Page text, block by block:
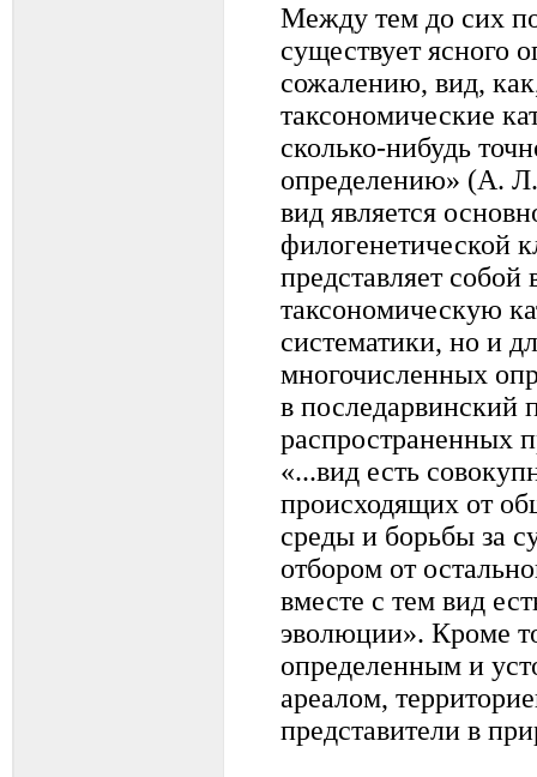
Между тем до сих
существует ясного
сожалению, вид,
таксономические
сколько-нибудь
определению» (А.
вид является
филогенетической
представляет
таксономическую
систематики, но и
многочисленных
в последарвинский
распространенных
«...вид есть
происходящих от
среды и борьбы за
отбором от
вместе с тем вид
эволюции». Кроме
определенным и
ареалом,
представители в